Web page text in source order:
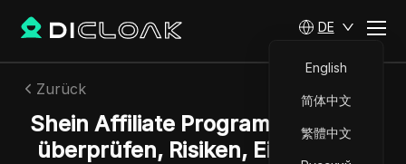
DE
English
简体中文
繁體中文
Zurück
Shein Affiliate Programm: Was zu
überprüfen, Risiken, Einnahmen